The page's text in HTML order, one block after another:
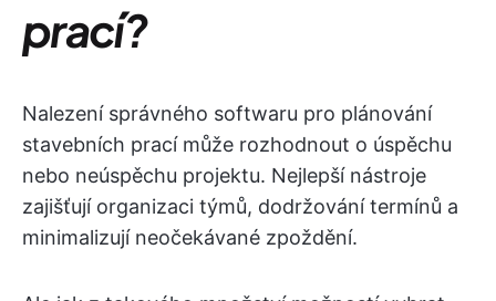
prací?
Nalezení správného softwaru pro plánování
stavebních prací může rozhodnout o úspěchu
nebo neúspěchu projektu. Nejlepší nástroje
zajišťují organizaci týmů, dodržování termínů a
minimalizují neočekávané zpoždění.